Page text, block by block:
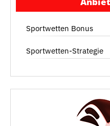
Sportwetten Bonus
Sportwetten-Strategie